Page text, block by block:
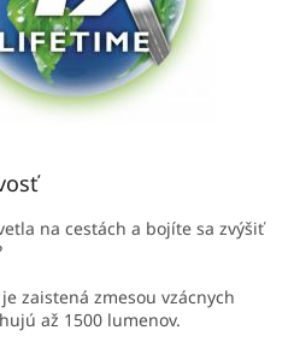
na cestách a bojíte sa zvýšiť
zaistená zmesou vzácnych
až 1500 lumenov.